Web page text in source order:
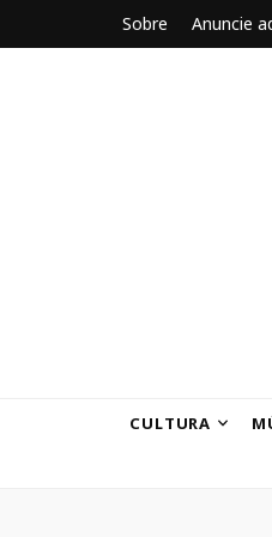
Sobre Anuncie
CULTURA